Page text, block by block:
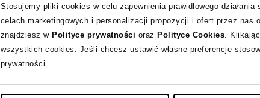
Stosujemy pliki cookies w celu zapewnienia prawidłowego
celach marketingowych i personalizacji propozycji i ofert przez nas
znajdziesz w Polityce prywatności oraz Polityce Cookies .
wszystkich cookies. Jeśli chcesz ustawić własne preferencje
prywatności.